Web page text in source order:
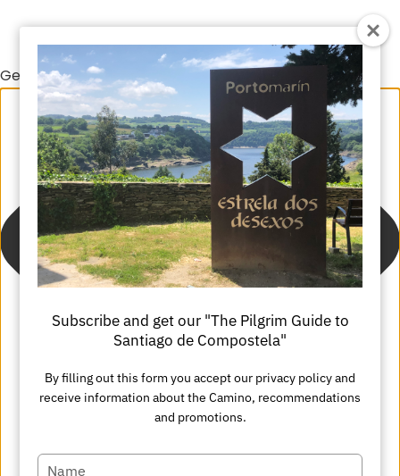
Gestionar el consentimiento de las cookies
Subscribe and get our "The Pilgrim Guide to
Santiago de Compostela"
By filling out this form you accept our privacy policy and
receive information about the Camino, recommendations
and promotions.
Escriba